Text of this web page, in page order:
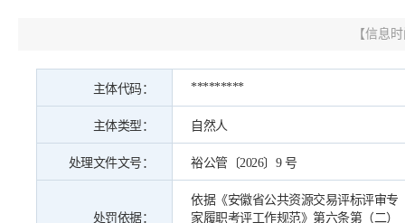
【信息
主体代码： *********
主体类型： 自然人
处理文件文号： 裕公管〔2026〕9 号
处罚依据：
依据《安徽省公共资源交易评标评审专
家履职考评工作规范》第六条第（二）